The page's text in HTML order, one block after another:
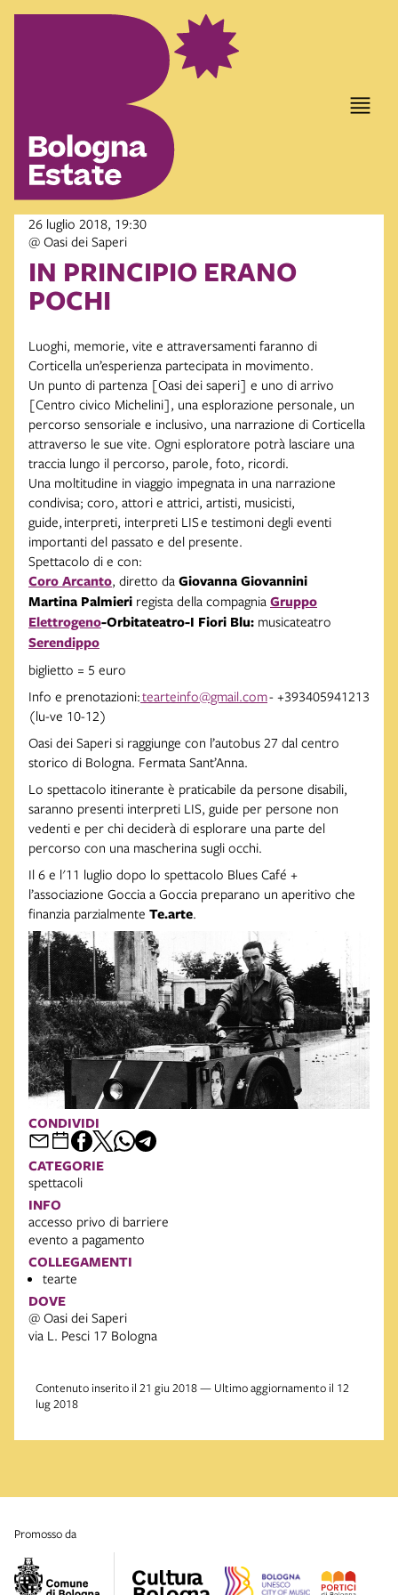
26 luglio 2018, 19:30
@ Oasi dei Saperi
IN PRINCIPIO ERANO
POCHI
Luoghi, memorie, vite e attraversamenti faranno di
Corticella un’esperienza partecipata in movimento.
Un punto di partenza [Oasi dei saperi] e uno di arrivo
[Centro civico Michelini], una esplorazione personale, un
percorso sensoriale e inclusivo, una narrazione di Corticella
attraverso le sue vite. Ogni esploratore potrà lasciare una
traccia lungo il percorso, parole, foto, ricordi.
Una moltitudine in viaggio impegnata in una narrazione
condivisa; coro, attori e attrici, artisti, musicisti,
guide, interpreti, interpreti LIS e testimoni degli eventi
importanti del passato e del presente.
Spettacolo di e con:
Coro Arcanto, diretto da Giovanna Giovannini
Martina Palmieri regista della compagnia Gruppo
Elettrogeno-Orbitateatro-I Fiori Blu: musicateatro
Serendippo
biglietto = 5 euro
Info e prenotazioni:tearteinfo@gmail.com- +393405941213
(lu-ve 10-12)
Oasi dei Saperi si raggiunge con l’autobus 27 dal centro
storico di Bologna. Fermata Sant’Anna.
Lo spettacolo itinerante è praticabile da persone disabili,
saranno presenti interpreti LIS, guide per persone non
vedenti e per chi deciderà di esplorare una parte del
percorso con una mascherina sugli occhi.
Il 6 e l'11 luglio dopo lo spettacolo Blues Café +
l’associazione Goccia a Goccia preparano un aperitivo che
finanzia parzialmente Te.arte.
CONDIVIDI
CATEGORIE
spettacoli
INFO
accesso privo di barriere
evento a pagamento
COLLEGAMENTI
tearte
DOVE
@ Oasi dei Saperi
via L. Pesci 17 Bologna
Contenuto inserito il 21 giu 2018 — Ultimo aggiornamento il 12
lug 2018
promosso da